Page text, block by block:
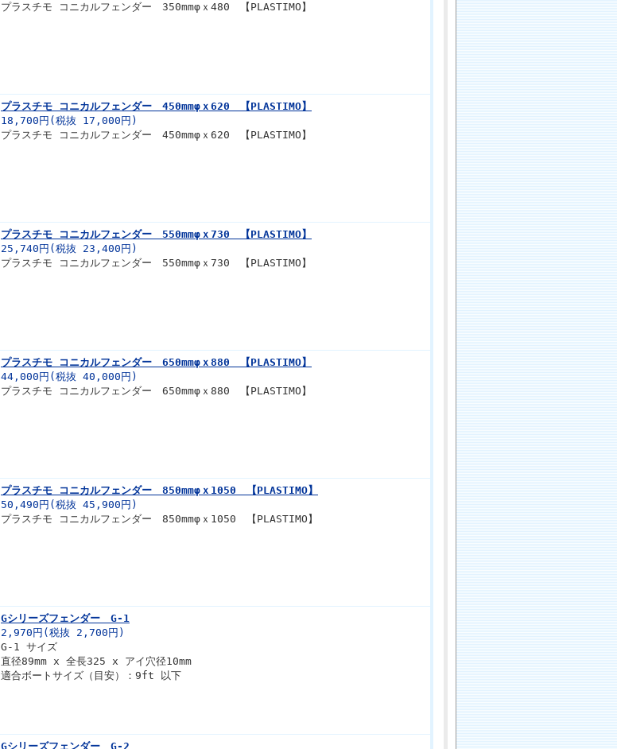
プラスチモ コニカルフェンダー 350mmφｘ480 【PLASTIMO】
プラスチモ コニカルフェンダー 450mmφｘ620 【PLASTIMO】
18,700円(税抜 17,000円)
プラスチモ コニカルフェンダー 450mmφｘ620 【PLASTIMO】
プラスチモ コニカルフェンダー 550mmφｘ730 【PLASTIMO】
25,740円(税抜 23,400円)
プラスチモ コニカルフェンダー 550mmφｘ730 【PLASTIMO】
プラスチモ コニカルフェンダー 650mmφｘ880 【PLASTIMO】
44,000円(税抜 40,000円)
プラスチモ コニカルフェンダー 650mmφｘ880 【PLASTIMO】
プラスチモ コニカルフェンダー 850mmφｘ1050 【PLASTIMO】
50,490円(税抜 45,900円)
プラスチモ コニカルフェンダー 850mmφｘ1050 【PLASTIMO】
Gシリーズフェンダー G-1
2,970円(税抜 2,700円)
G-1 サイズ
直径89mm x 全長325 x アイ穴径10mm
適合ボートサイズ（目安）：9ft 以下
Gシリーズフェンダー G-2